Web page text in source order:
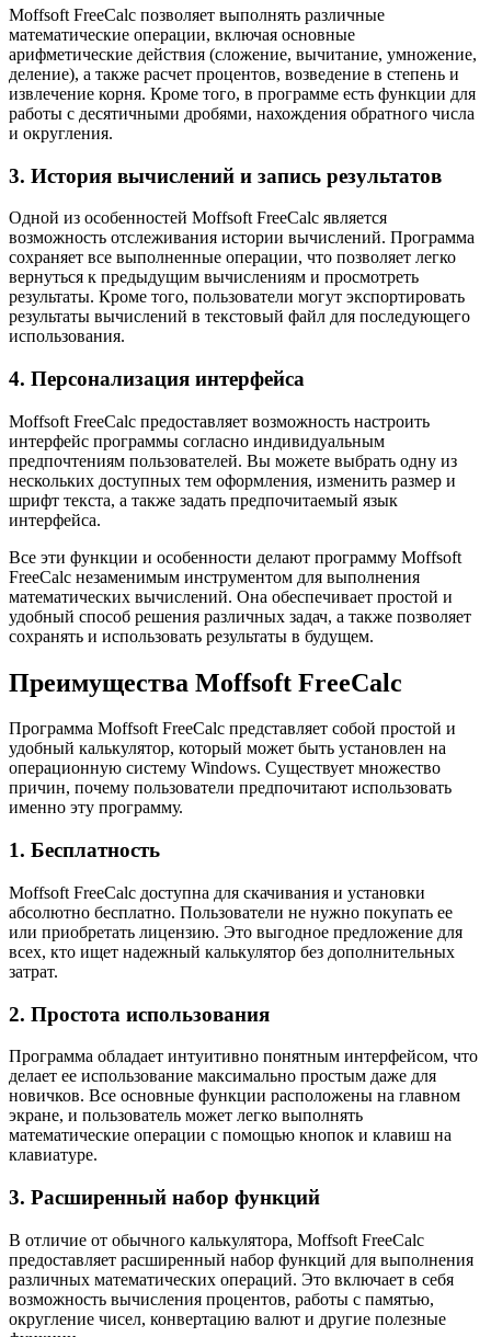
Moffsoft FreeCalc позволяет выполнять различные
математические операции, включая основные
арифметические действия (сложение, вычитание, умножение,
деление), а также расчет процентов, возведение в степень и
извлечение корня. Кроме того, в программе есть функции для
работы с десятичными дробями, нахождения обратного числа
и округления.
3. История вычислений и запись результатов
Одной из особенностей Moffsoft FreeCalc является
возможность отслеживания истории вычислений. Программа
сохраняет все выполненные операции, что позволяет легко
вернуться к предыдущим вычислениям и просмотреть
результаты. Кроме того, пользователи могут экспортировать
результаты вычислений в текстовый файл для последующего
использования.
4. Персонализация интерфейса
Moffsoft FreeCalc предоставляет возможность настроить
интерфейс программы согласно индивидуальным
предпочтениям пользователей. Вы можете выбрать одну из
нескольких доступных тем оформления, изменить размер и
шрифт текста, а также задать предпочитаемый язык
интерфейса.
Все эти функции и особенности делают программу Moffsoft
FreeCalc незаменимым инструментом для выполнения
математических вычислений. Она обеспечивает простой и
удобный способ решения различных задач, а также позволяет
сохранять и использовать результаты в будущем.
Преимущества Moffsoft FreeCalc
Программа Moffsoft FreeCalc представляет собой простой и
удобный калькулятор, который может быть установлен на
операционную систему Windows. Существует множество
причин, почему пользователи предпочитают использовать
именно эту программу.
1. Бесплатность
Moffsoft FreeCalc доступна для скачивания и установки
абсолютно бесплатно. Пользователи не нужно покупать ее
или приобретать лицензию. Это выгодное предложение для
всех, кто ищет надежный калькулятор без дополнительных
затрат.
2. Простота использования
Программа обладает интуитивно понятным интерфейсом, что
делает ее использование максимально простым даже для
новичков. Все основные функции расположены на главном
экране, и пользователь может легко выполнять
математические операции с помощью кнопок и клавиш на
клавиатуре.
3. Расширенный набор функций
В отличие от обычного калькулятора, Moffsoft FreeCalc
предоставляет расширенный набор функций для выполнения
различных математических операций. Это включает в себя
возможность вычисления процентов, работы с памятью,
округление чисел, конвертацию валют и другие полезные